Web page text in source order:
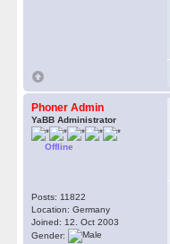
Phoner Admin
YaBB Administrator
Offline
Posts: 11822
Location: Germany
Joined: 12. Oct 2003
Gender: